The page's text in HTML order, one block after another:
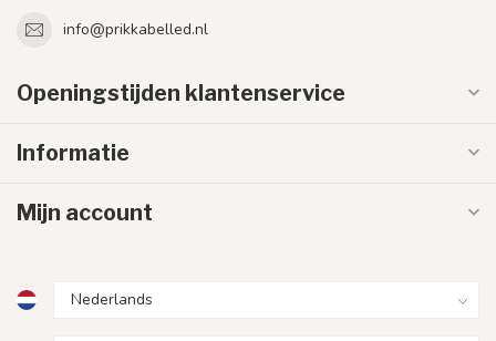
info@prikkabelled.nl
Openingstijden klantenservice
Informatie
Mijn account